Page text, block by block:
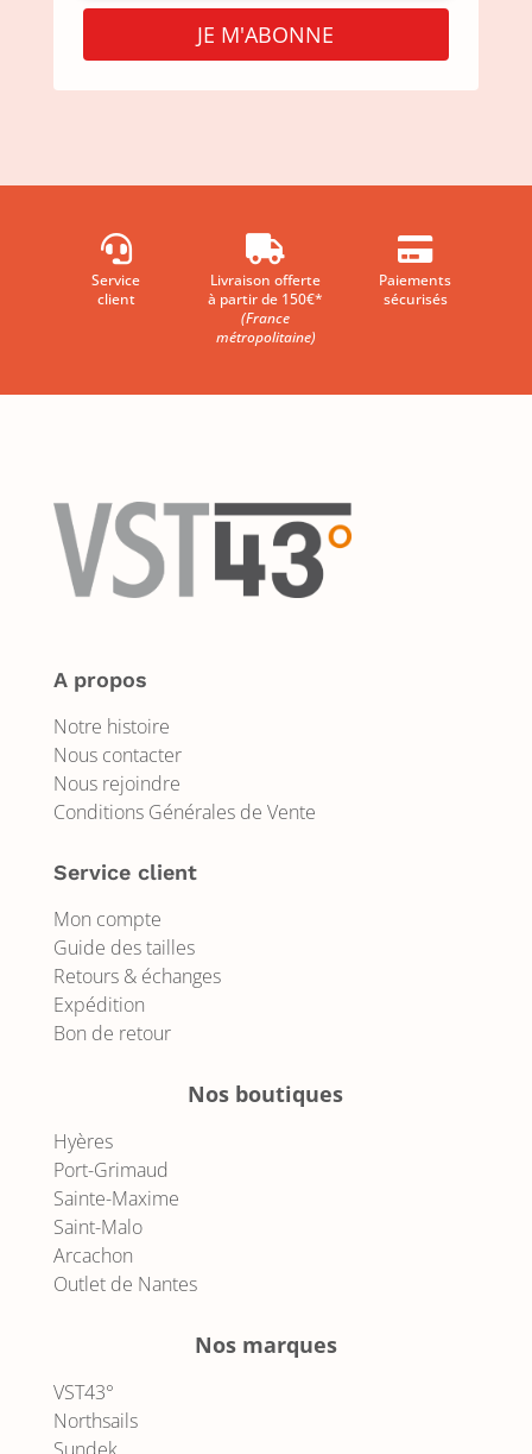
JE M'ABONNE

Service
client

Livraison offerte
à partir de 150€*
(France
métropolitaine)

Paiements
sécurisés
A propos
Notre histoire
Nous contacter
Nous rejoindre
Conditions Générales de Vente
Service client
Mon compte
Guide des tailles
Retours & échanges
Expédition
Bon de retour
Nos boutiques
Hyères
Port-Grimaud
Sainte-Maxime
Saint-Malo
Arcachon
Outlet de Nantes
Nos marques
VST43°
Northsails